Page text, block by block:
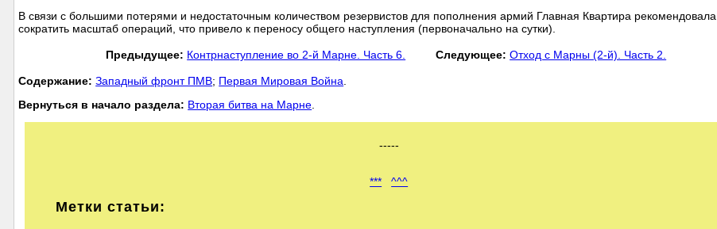
В связи с большими потерями и недостаточным количеством резервистов для пополнения армий Главная Квартира рекомендовала
сократить масштаб операций, что привело к переносу общего наступления (первоначально на сутки).
Предыдущее: Контрнаступление во 2-й Марне. Часть 6. Следующее: Отход с Марны (2-й). Часть 2.
Cодержание: Западный фронт ПМВ; Первая Мировая Война.
Вернуться в начало раздела: Вторая битва на Марне.
-----
*** ^^^
Метки статьи: